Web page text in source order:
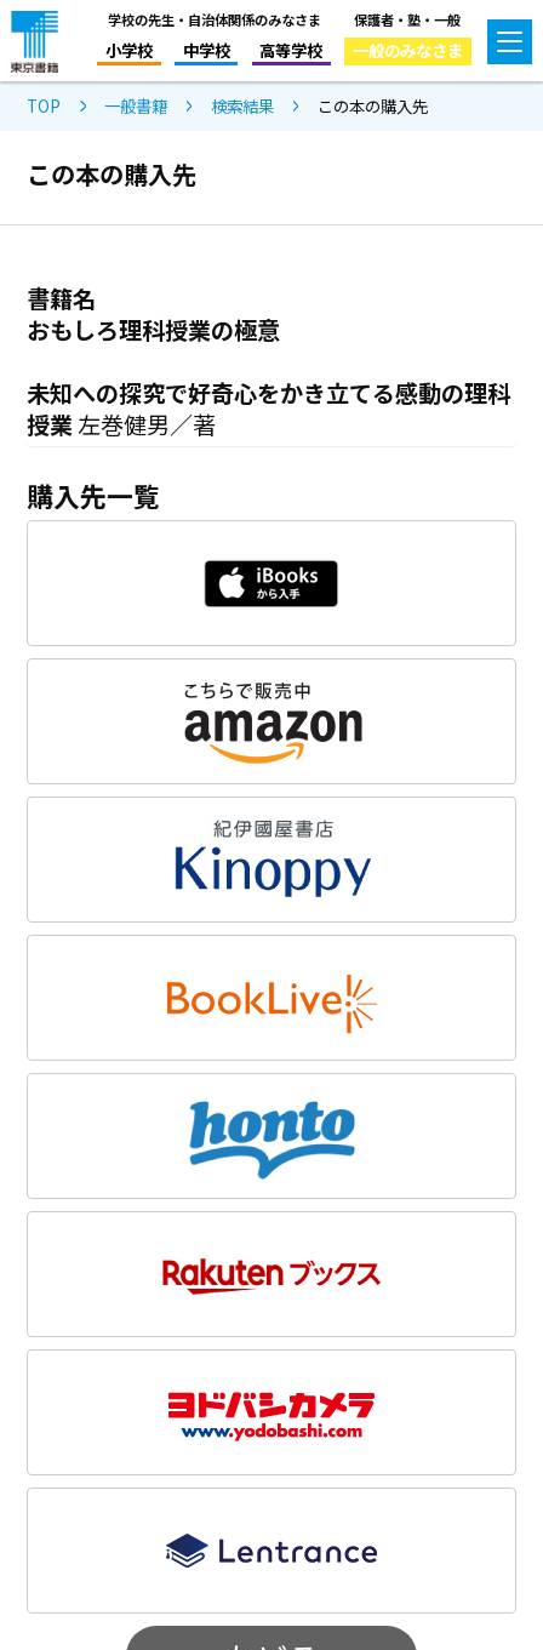
学校の先生・自治体関係のみなさま
小学校 中学校 高等学校
保護者・塾・一般
一般のみなさま
TOP 一般書籍 検索結果 この本の購入先
この本の購入先
書籍名
おもしろ理科授業の極意
未知への探究で好奇心をかき立てる感動の理科
授業左巻健男／著
購入先一覧